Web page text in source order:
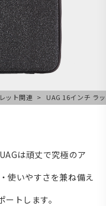
ット関連 UAG 16インチ ラ
は頑丈で究極のア
使いやすさを兼ね備え
トします。